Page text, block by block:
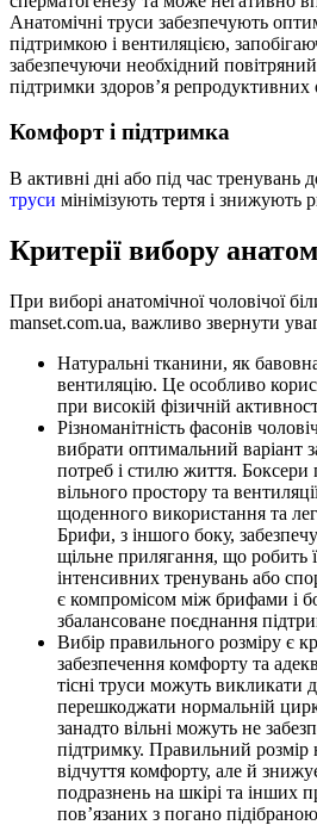
Анатомічні труси забезпечують
підтримкою і вентиляцією,
забезпечуючи необхідний
підтримки здоров’я репродуктивних
Комфорт і підтримка
В активні дні або під час тренувань
труси мінімізують тертя і знижують
Критерії вибору
При виборі анатомічної чоловічої
manset.com.ua, важливо звернути
Натуральні тканини, як
вентиляцію. Це особливо
при високій фізичній
Різноманітність фасонів
вибрати оптимальний варіант
потреб і стилю життя.
вільного простору та
щоденного використання та
Брифи, з іншого боку,
щільне прилягання, що робить
інтенсивних тренувань або
є компромісом між брифами і
збалансоване поєднання
Вибір правильного розміру є
забезпечення комфорту та
тісні труси можуть викликати
перешкоджати нормальній
занадто вільні можуть не
підтримку. Правильний розмір
відчуття комфорту, але й
подразнень на шкірі та інших
пов’язаних з погано